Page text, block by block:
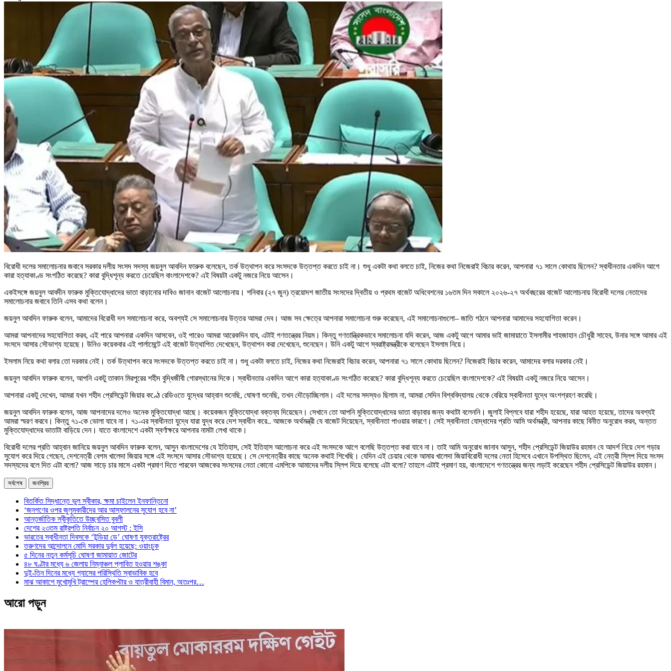
বিরোধী দলের সমালোচনার জবাবে সরকার দলীয় সংসদ সদস্য জয়নুল আবদিন ফারুক বলেছেন, তর্ক উত্থাপন করে সংসদকে উত্তপ্ত করতে চাই না। শুধু একটা কথা বলতে চাই, নিজের কথা নিজেরাই বিচার করেন, আপনারা ৭১ সালে কোথায় ছিলেন? স্বাধীনতার একদিন আগে
কারা হত্যাকাণ্ড সংগঠিত করেছে? কারা বুদ্ধিশূন্য করতে চেয়েছিল বাংলাদেশকে? এই বিষয়টা একটু নজরে নিয়ে আসেন।
একইসঙ্গে জয়নুল আবদীন ফারুক মুক্তিযোদ্ধাদের ভাতা বাড়ানোর দাবিও জানান বাজেট আলোচনায়। শনিবার (২৭ জুন) ত্রয়োদশ জাতীয় সংসদের দ্বিতীয় ও প্রথম বাজেট অধিবেশনের ১৬তম দিন সকালে ২০২৬-২৭ অর্থবছরের বাজেট আলোচনায় বিরোধী দলের নেতাদের
সমালোচনার জবাবে তিনি এসব কথা বলেন।
জয়নুল আবদিন ফারুক বলেন, আমাদের বিরোধী দল সমালোচনা করে, অবশ্যই সে সমালোচনার উত্তর আমরা দেব। আজ সব ক্ষেত্রে আপনারা সমালোচনা শুরু করেছেন, এই সমালোচনাগুলো– জাতি গঠনে আপনারা আমাদের সহযোগিতা করেন।
আমরা আপনাদের সহযোগিতা করব, এই পারে আপনারা একদিন আসবেন, ওই পারেও আমরা আরেকদিন যাব, এটাই গণতন্ত্রের নিয়ম। কিন্তু গণতান্ত্রিকভাবে সমালোচনা যদি করেন, আজ একটু আগে আমার ভাই জামায়াতে ইসলামীর শাহজাহান চৌধুরী সাহেব, উনার সঙ্গে আমার এই
সংসদে আসার সৌভাগ্য হয়েছে। উনিও কয়েকবার এই পার্লামেন্টে এই বাজেট উত্থাপিত দেখেছেন, উত্থাপন করা দেখেছেন, শুনেছেন। উনি একটু আগে স্বরাষ্ট্রমন্ত্রীকে বলেছেন ইসলাম নিয়ে।
ইসলাম নিয়ে কথা বলার তো দরকার নেই। তর্ক উত্থাপন করে সংসদকে উত্তপ্ত করতে চাই না। শুধু একটা বলতে চাই, নিজের কথা নিজেরাই বিচার করেন, আপনারা ৭১ সালে কোথায় ছিলেন? নিজেরাই বিচার করেন, আমাদের বলার দরকার নেই।
জয়নুল আবদিন ফারুক বলেন, আপনি একটু তাকান মিরপুরের শহীদ বুদ্ধিজীবী গোরস্থানের দিকে। স্বাধীনতার একদিন আগে কারা হত্যাকাণ্ড সংগঠিত করেছে? কারা বুদ্ধিশূন্য করতে চেয়েছিল বাংলাদেশকে? এই বিষয়টা একটু নজরে নিয়ে আসেন।
আপনারা একটু দেখেন, আমরা যখন শহীদ প্রেসিডেন্ট জিয়ার কণ্ঠে রেডিওতে যুদ্ধের আহ্বান শুনেছি, ঘোষণা শুনেছি, তখন দৌড়োচ্ছিলাম। এই দলের সদস্যও ছিলাম না, আমরা সেদিন বিশ্ববিদ্যালয় থেকে বেরিয়ে স্বাধীনতা যুদ্ধে অংশগ্রহণ করেছি।
জয়নুল আবদিন ফারুক বলেন, আজ আপনাদের দলেও অনেক মুক্তিযোদ্ধা আছে। কয়েকজন মুক্তিযোদ্ধা বক্তব্য দিয়েছেন। সেখানে তো আপনি মুক্তিযোদ্ধাদের ভাতা বাড়াবার জন্য কথাটা বলেননি। জুলাই বিপ্লবে যারা শহীদ হয়েছে, যারা আহত হয়েছে, তাদের অবশ্যই
আমরা স্মরণ করবে। কিন্তু ৭১-কে ভোলা যাবে না। ৭১-এর স্বাধীনতা যুদ্ধে যারা যুদ্ধ করে দেশ স্বাধীন করে.. আজকে অর্থমন্ত্রী যে বাজেট দিয়েছেন, স্বাধীনতা পাওয়ার কারণে। সেই স্বাধীনতা যোদ্ধাদের প্রতি আমি অর্থমন্ত্রী, আপনার কাছে বিনীত অনুরোধ করব, অন্তত
মুক্তিযোদ্ধাদের ভাতাটা বাড়িয়ে দেন। যাতে বাংলাদেশে একটা স্বর্ণাক্ষরে আপনার নামটা লেখা থাকে।
বিরোধী দলের প্রতি আহ্বান জানিয়ে জয়নুল আবদিন ফারুক বলেন, আসুন বাংলাদেশের যে ইতিহাস, সেই ইতিহাস আলোচনা করে এই সংসদকে আগে বলেছি উত্তপ্ত করা যাবে না। তাই আমি অনুরোধ জানাব আসুন, শহীদ প্রেসিডেন্ট জিয়াউর রহমান যে আদর্শ নিয়ে দেশ গড়ার
সুযোগ করে দিয়ে গেছেন, দেশনেত্রী বেগম খালেদা জিয়ার সঙ্গে এই সংসদে আসার সৌভাগ্য হয়েছে। সে দেশনেত্রীর কাছে অনেক কথাই শিখেছি। যেদিন এই চেয়ার থেকে আমার খালেদা জিয়াবিরোধী দলের নেতা হিসেবে এখানে উপস্থিত ছিলেন, এই নেত্রী স্লিপ দিয়ে সংসদ
সদস্যদের বলে দিত এটা বলো? আজ সাড়ে চার মাসে একটা প্রমাণ দিতে পারবেন আজকের সংসদের নেতা কোনো এমপিকে আমাদের দলীয় স্লিপ দিয়ে বলেছে এটা বলো? তাহলে এটাই প্রমাণ হয়, বাংলাদেশে গণতন্ত্রের জন্য লড়াই করেছেন শহীদ প্রেসিডেন্ট জিয়াউর রহমান।
সর্বশেষ জনপ্রিয়
বিতর্কিত সিদ্ধান্তে ভুল স্বীকার, ক্ষমা চাইলেন ইনফান্তিনো
‘জনগণের ওপর জুলুমকারীদের আর আস্ফালনের সুযোগ হবে না’
আন্তর্জাতিক স্বীকৃতিতে উচ্ছ্বসিত বুবলী
দেশের ২৩তম রাষ্ট্রপতি নির্বাচন ২০ আগস্ট : ইসি
ভারতের স্বাধীনতা দিবসকে ‘ইন্ডিয়া ডে’ ঘোষণা যুক্তরাষ্ট্রের
তরুণদের আন্দোলনে মোদি সরকার দুর্বল হয়েছে: ওয়াংচুক
৫ দিনের নতুন কর্মসূচি ঘোষণা জামায়াত জোটের
৪৮ ঘণ্টার মধ্যে ৬ জেলায় নিম্নাঞ্চল প্লাবিত হওয়ার শঙ্কা
দুই-তিন দিনের মধ্যে গ্যাসের পরিস্থিতি স্বাভাবিক হবে
মাঝ আকাশে মুখোমুখি ট্রাম্পের হেলিকপ্টার ও যাত্রীবাহী বিমান, অতঃপর…
আরো পড়ুন